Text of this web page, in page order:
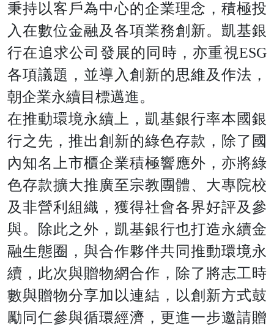
秉持以客戶為中心的企業理念，積極投
入在數位金融及各項業務創新。凱基銀
行在追求公司發展的同時，亦重視ESG
各項議題，並導入創新的思維及作法，
朝企業永續目標邁進。
在推動環境永續上，凱基銀行率本國銀
行之先，推出創新的綠色存款，除了國
內知名上市櫃企業積極響應外，亦將綠
色存款擴大推廣至宗教團體、大專院校
及非營利組織，獲得社會各界好評及參
與。除此之外，凱基銀行也打造永續金
融生態圈，與合作夥伴共同推動環境永
續，此次與贈物網合作，除了將志工時
數與贈物分享加以連結，以創新方式鼓
勵同仁參與循環經濟，更進一步邀請贈